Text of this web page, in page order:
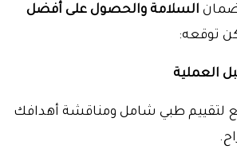
السلامة والحصول على أفضل
توقعه:
العملية
طبي شامل ومناقشة أهدافك